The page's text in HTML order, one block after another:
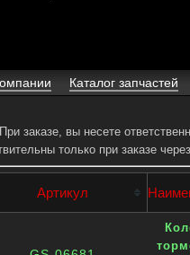
Каталог запчастей
заказе, вы несете
только при заказе
Артикул